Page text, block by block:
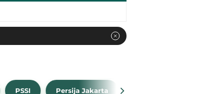
PSSI Persija Jakarta